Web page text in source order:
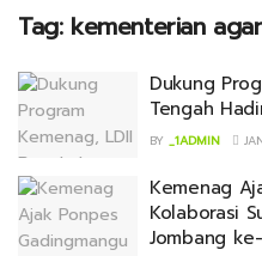
Tag: kementerian
Dukung
Tengah
BY _1ADMIN
Kemenag
Kolaborasi
Jombang